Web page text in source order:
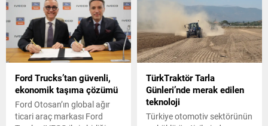
Ford Trucks’tan güvenli,
ekonomik taşıma çözümü
Ford Otosan’ın global ağır
ticari araç markası Ford
TürkTraktör Tarla
Günleri’nde merak edilen
teknoloji
Türkiye otomotiv sektörünün